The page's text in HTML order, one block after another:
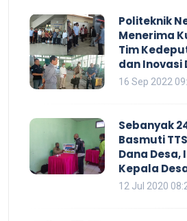
Politeknik
Menerima
Tim
dan Inovasi
16 Sep 2022
Sebanyak
Basmuti
Dana Desa,
Kepala
12 Jul 2020